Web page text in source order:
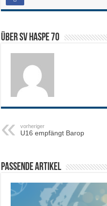
Über SV HASPE 70
vorheriger
U16 empfängt Barop
Passende Artikel